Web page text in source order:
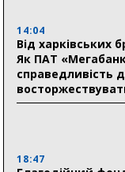
20:41
Пенсійний фонд
на пенсії,
прифронтових
18:54
Романько
14:04
Від харківських
Як ПАТ
справедливість
18:47